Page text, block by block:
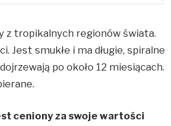
z tropikalnych regionów świata.
Jest smukłe i ma długie, spiralne
po około 12 miesiącach.
ceniony za swoje wartości